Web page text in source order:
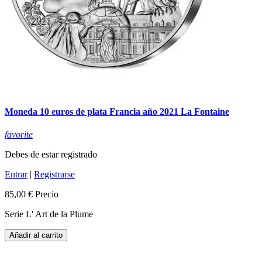
Moneda 10 euros de plata Francia año 2021 La Fontaine
favorite
Debes de estar registrado
Entrar| Registrarse
85,00 € Precio
Serie L' Art de la Plume
Añadir al carrito